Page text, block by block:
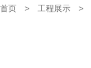
首页 > 工程展示 >